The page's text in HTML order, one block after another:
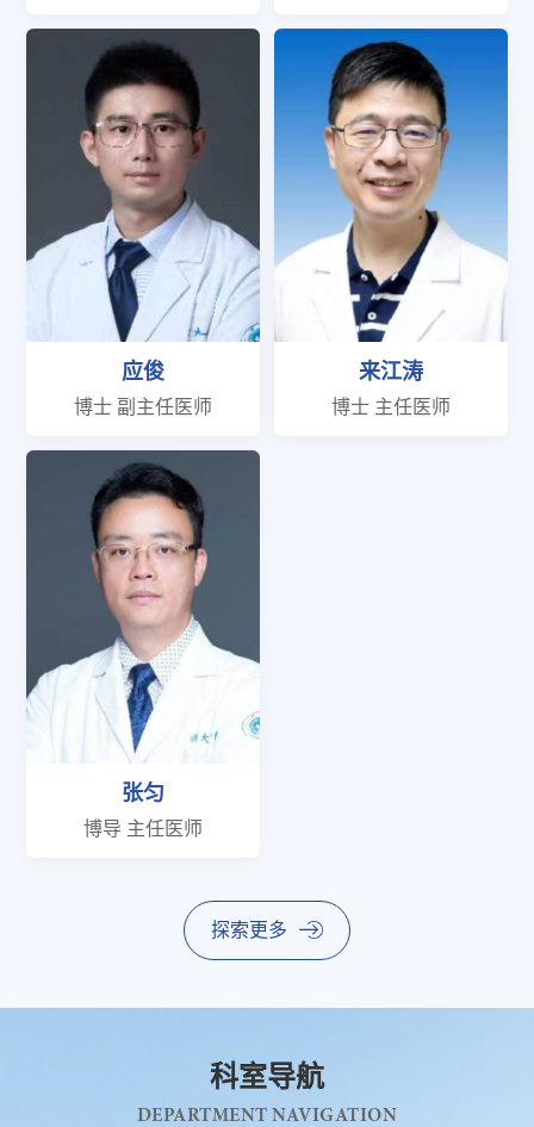
应俊
博士 副主任医师
来江涛
博士 主任医师
张匀
博导 主任医师
探索更多
科室导航
DEPARTMENT NAVIGATION